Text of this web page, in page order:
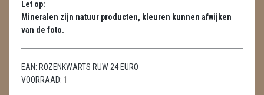
METEORIETEN
READING EN PERSOONLIJK ADVIES
SCHEDELS / SKULLS
Let op:
Mineralen zijn natuur producten, kleuren kunnen afwijken
van de foto.
EAN: ROZENKWARTS RUW 24 EURO
VOORRAAD: 1